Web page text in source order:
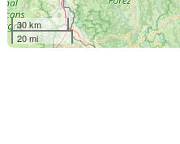
30 km
20 mi